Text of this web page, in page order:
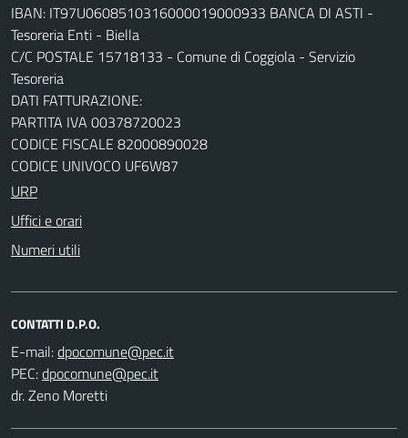
IBAN: IT97U0608510316000019000933 BANCA DI ASTI -
Tesoreria Enti - Biella
C/C POSTALE 15718133 - Comune di Coggiola - Servizio
Tesoreria
DATI FATTURAZIONE:
PARTITA IVA 00378720023
CODICE FISCALE 82000890028
CODICE UNIVOCO UF6W87
URP
Uffici e orari
Numeri utili
CONTATTI D.P.O.
E-mail:
PEC:
dr. Zeno Moretti